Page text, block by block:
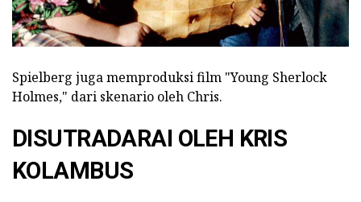
Spielberg juga memproduksi film "Young Sherlock
Holmes," dari skenario oleh Chris.
DISUTRADARAI OLEH KRIS
KOLAMBUS